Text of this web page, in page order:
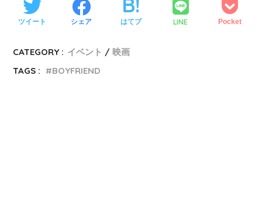
ツイート シェア はてブ LINE Pocket
CATEGORY : イベント
映画
TAGS :
BOYFRIEND